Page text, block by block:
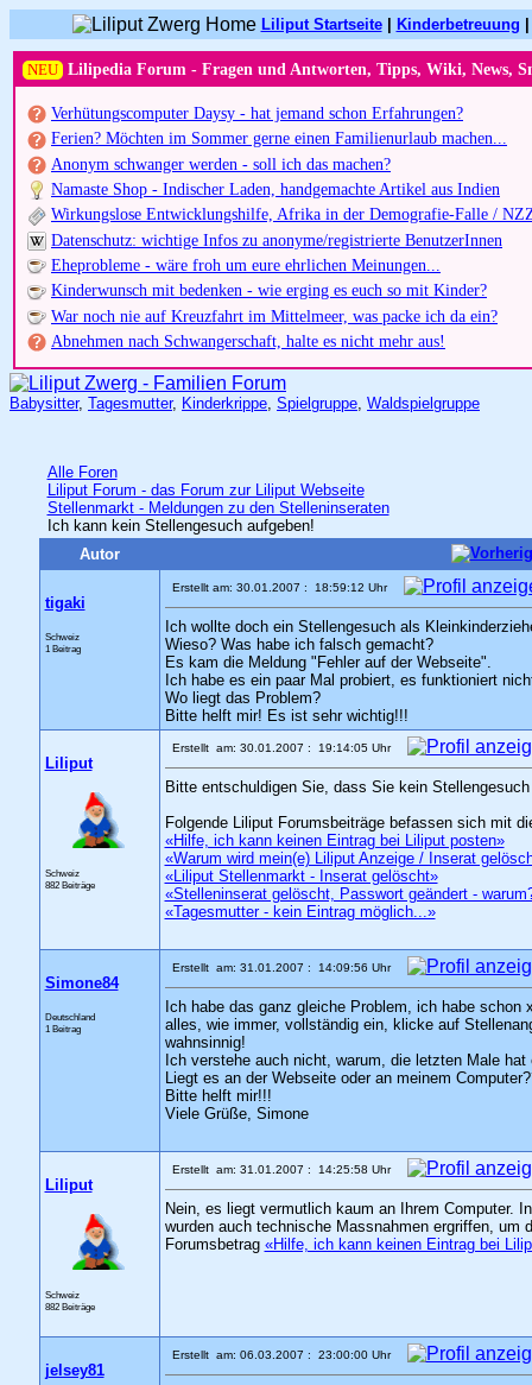
Liliput Startseite| Kinderbetreuung
NEU Lilipedia Forum - Fragen und Antworten, Tipps, Wiki, News,
Verhütungscomputer Daysy - hat jemand schon Erfahrungen?
Ferien? Möchten im Sommer gerne einen Familienurlaub machen...
Anonym schwanger werden - soll ich das machen?
Namaste Shop - Indischer Laden, handgemachte Artikel aus Indien
Wirkungslose Entwicklungshilfe, Afrika in der Demografie-Falle /
Datenschutz: wichtige Infos zu anonyme/registrierte BenutzerInnen
Eheprobleme - wäre froh um eure ehrlichen Meinungen...
Kinderwunsch mit bedenken - wie erging es euch so mit Kinder?
War noch nie auf Kreuzfahrt im Mittelmeer, was packe ich da ein?
Abnehmen nach Schwangerschaft, halte es nicht mehr aus!
Babysitter, Tagesmutter, Kinderkrippe, Spielgruppe, Waldspielgruppe
Alle Foren
Liliput Forum - das Forum zur Liliput Webseite
Stellenmarkt - Meldungen zu den Stelleninseraten
Ich kann kein Stellengesuch aufgeben!
Autor
tigaki
Schweiz
1 Beitrag
Erstellt am: 30.01.2007 : 18:59:12 Uhr
Ich wollte doch ein Stellengesuch als
Wieso? Was habe ich falsch gemacht?
Es kam die Meldung "Fehler auf der Webseite".
Ich habe es ein paar Mal probiert, es funktioniert
Wo liegt das Problem?
Bitte helft mir! Es ist sehr wichtig!!!
Liliput
Schweiz
882 Beiträge
Erstellt am: 30.01.2007 : 19:14:05 Uhr
Bitte entschuldigen Sie, dass Sie kein
Folgende Liliput Forumsbeiträge befassen sich mit
«Hilfe, ich kann keinen Eintrag bei Liliput posten»
«Warum wird mein(e) Liliput Anzeige / Inserat
«Liliput Stellenmarkt - Inserat gelöscht»
«Stelleninserat gelöscht, Passwort geändert -
«Tagesmutter - kein Eintrag möglich...»
Simone84
Deutschland
1 Beitrag
Erstellt am: 31.01.2007 : 14:09:56 Uhr
Ich habe das ganz gleiche Problem, ich habe
alles, wie immer, vollständig ein, klicke auf
wahnsinnig!
Ich verstehe auch nicht, warum, die letzten Male
Liegt es an der Webseite oder an meinem
Bitte helft mir!!!
Viele Grüße, Simone
Liliput
Schweiz
882 Beiträge
Erstellt am: 31.01.2007 : 14:25:58 Uhr
Nein, es liegt vermutlich kaum an Ihrem Computer.
wurden auch technische Massnahmen ergriffen, um
Forumsbetrag «Hilfe, ich kann keinen Eintrag bei
jelsey81
Erstellt am: 06.03.2007 : 23:00:00 Uhr